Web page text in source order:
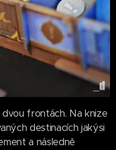
frontách. Na knize
destinacích jakýsi
a následně